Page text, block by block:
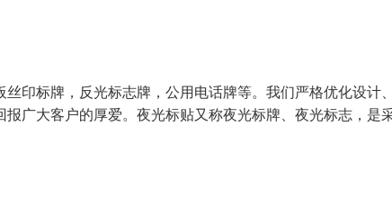
印标牌，反光标志牌，公用电话牌等。我们严格优化设计
广大客户的厚爱。夜光标贴又称夜光标牌、夜光标志，是